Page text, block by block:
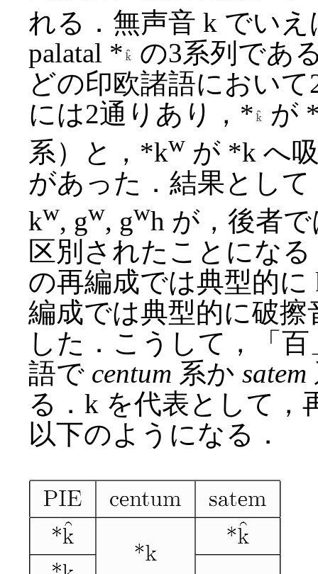
れる．無声音 k でい
palatal *
の3系列であ
どの印欧諸語におい
には2通りあり，*
が
系）と，*kw が *k へ
があった．結果とし
kw, gw, gwh が，後者
区別されたことにな
の再編成では典型的
編成では典型的に破擦
した．こうして，「
語で centum 系か satem
る．k を代表として，
以下のようになる．